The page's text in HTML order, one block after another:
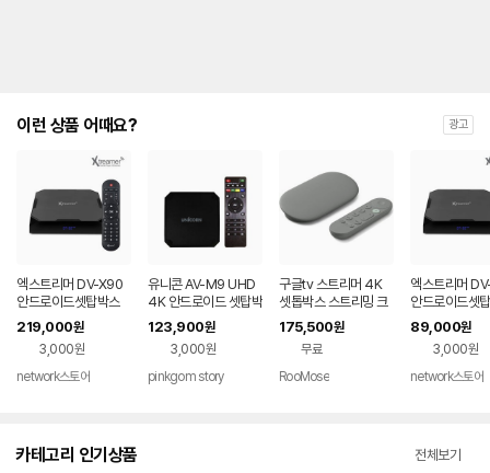
이런 상품 어때요? 광고
엑스트리머 DV-X90
안드로이드셋탑박스
UHD 4K 60Hz 디빅
스플레이어 4G+64
219,000원
3,000원
network스토어
유니콘 AV-M9 UHD
4K 안드로이드 셋탑박
스
123,900원
3,000원
pinkgom story
구글tv 스트리머 4K
셋톱박스 스트리밍 크
롬 캐스트 미국직구 회
색 32 GB 5세대
175,500원
무료
RooMose
엑스트리머
안드로이드셋
UHD 4K
스플레이어
89,000원
3,000원
network스토어
카테고리 인기상품 전체보기